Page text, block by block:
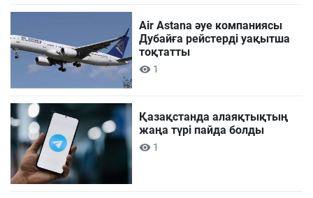
Air Astana әуе компаниясы
Дубайға рейстерді уақытша
тоқтатты
1
Қазақстанда алаяқтықтың
жаңа түрі пайда болды
1